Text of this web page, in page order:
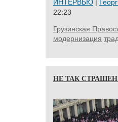
ИНТЕРВЬЮ |
22:23
Грузинская
модернизация
НЕ ТАК